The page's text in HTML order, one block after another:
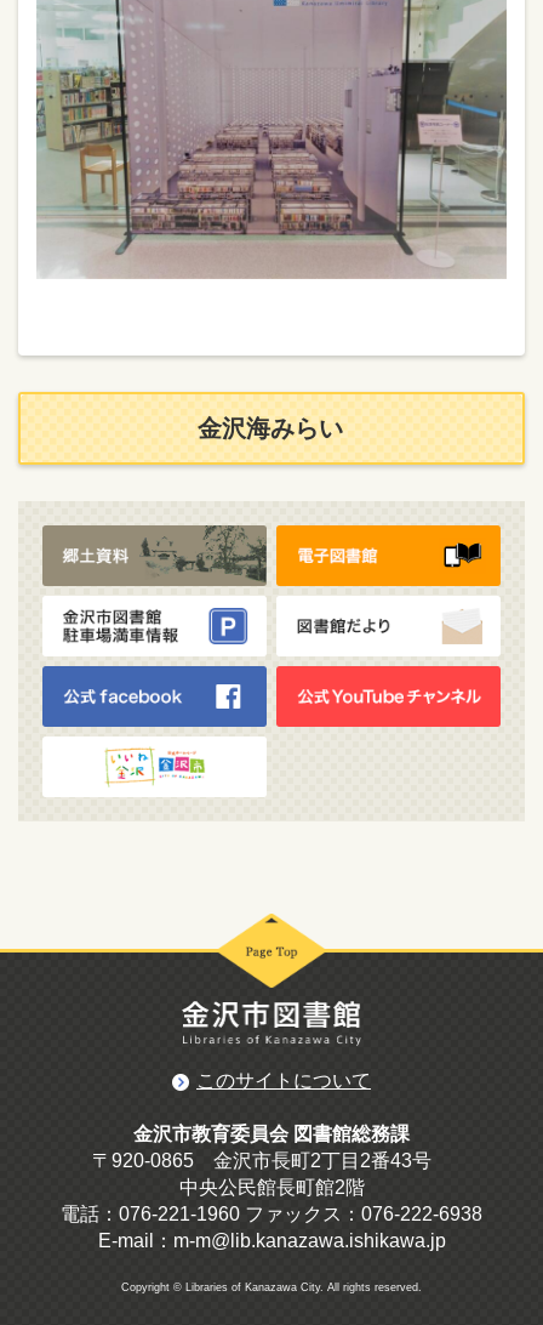
金沢海みらい
このサイトについて
金沢市教育委員会 図書館総務課
〒920-0865 金沢市長町2丁目2番43号
中央公民館長町館2階
電話：076-221-1960 ファックス：076-222-6938
E-mail：m-m@lib.kanazawa.ishikawa.jp
Copyright © Libraries of Kanazawa City. All rights reserved.